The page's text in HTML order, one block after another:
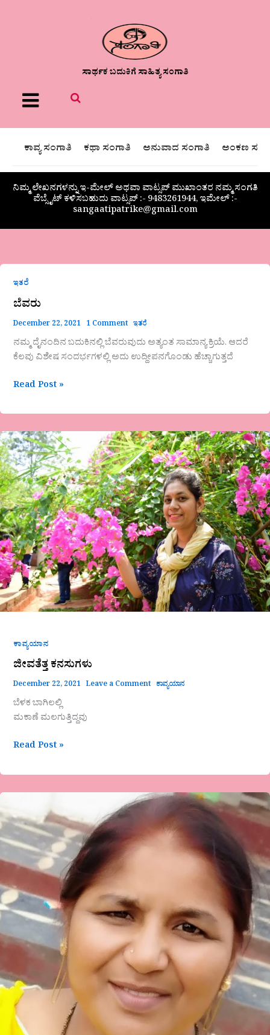
ಸಾರ್ಥಕ ಬದುಕಿಗೆ ಸಾಹಿತ್ಯ ಸಂಗಾತಿ
Menu
ಕಾವ್ಯ ಸಂಗಾತಿ ಕಥಾ ಸಂಗಾತಿ ಅನುವಾದ ಸಂಗಾತಿ ಅಂಕಣ
ನಿಮ್ಮ ಲೇಖನಗಳನ್ನು ಇ-ಮೇಲ್ ಅಥವಾ ವಾಟ್ಸಪ್ ಮುಖಾಂತರ ನಮ್ಮ ಸಂಗತಿ
ವೆಬ್ಸೈಟ್ ಕಳಿಸಬಹುದು ವಾಟ್ಸಪ್‌ :- 9483261944, ಇಮೇಲ್ :-
sangaatipatrike@gmail.com
ಇತರೆ
ಬೆವರು
December 22, 2021 1 Comment ಇತರೆ
ನಮ್ಮ ದೈನಂದಿನ ಬದುಕಿನಲ್ಲಿ ಬೆವರುವುದು ಅತ್ಯಂತ ಸಾಮಾನ್ಯ ಕ್ರಿಯೆ. ಆದರೆ
ಕೆಲವು ವಿಶೇಷ ಸಂದರ್ಭಗಳಲ್ಲಿ ಅದು ಉದ್ದೀಪನಗೊಂಡು ಹೆಚ್ಚಾಗುತ್ತದೆ
Read Post »
ಕಾವ್ಯಯಾನ
ಜೀವತೆತ್ತ ಕನಸುಗಳು
December 22, 2021 Leave a Comment ಕಾವ್ಯಯಾನ
ಬೆಳಕ ಬಾಗಿಲಲ್ಲಿ
ಮಕಾಣೆ ಮಲಗುತ್ತಿದ್ದವು
ಜೀವತೆತ್ತ
ಕನಸುಗಳು
Read Post »